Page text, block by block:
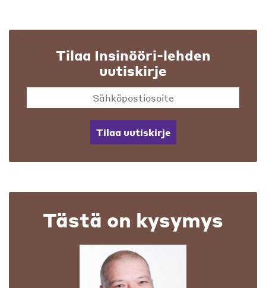
Tilaa Insinööri-lehden
uutiskirje
Tilaa uutiskirje
Tästä on kysymys